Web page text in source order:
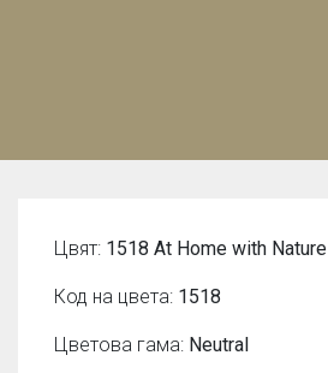
Цвят: 1518 At Home with Nature
Код на цвета: 1518
Цветова гама: Neutral